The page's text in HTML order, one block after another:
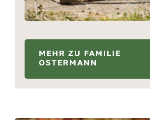
MEHR ZU FAMILIE
OSTERMANN